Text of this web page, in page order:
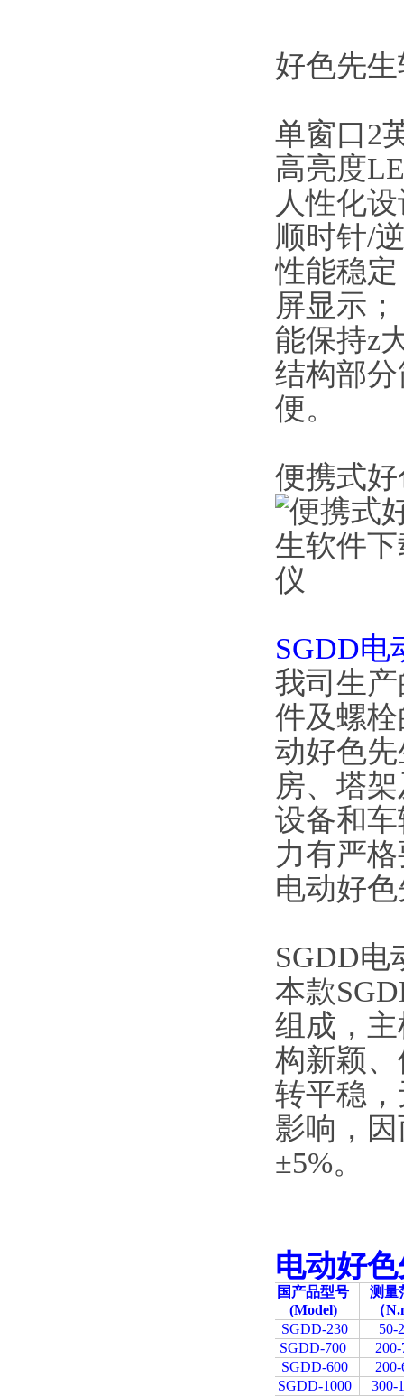
好色先生
单窗口2英
高亮度
人性化设
顺时针/逆
性能稳定
屏显示；
能保持z大
结构部分简
便。
便携式
SGDD电
我司生
件及螺栓
动好色先
房、塔
设备和车
力有严格
电动好
SGDD电
本款
组成，
构新颖、
转平稳
影响
±5%。
电动好
国产品型号
(Model)
测量
（
SGDD-230
50-
SGDD-700
SGDD-600
SGDD-1000
300-